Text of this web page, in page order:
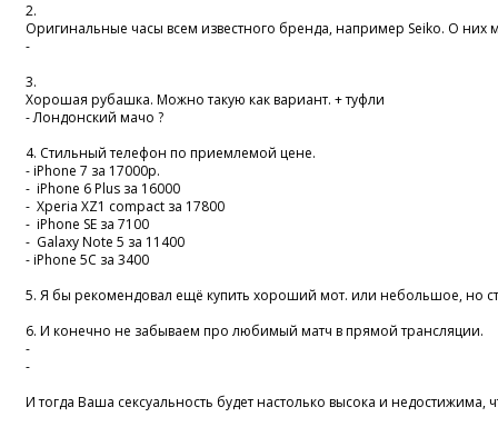
2.
Оригинальные часы всем известного бренда, например Seiko. О
-
3.
Хорошая рубашка. Можно такую как вариант. + туфли
- Лондонский мачо ?
4. Стильный телефон по приемлемой цене.
- iPhone 7 за 17000р.
- iPhone 6 Plus за 16000
- Xperia XZ1 compact за 17800
- iPhone SE за 7100
- Galaxy Note 5 за 11400
- iPhone 5C за 3400
5. Я бы рекомендовал ещё купить хороший мот. или небольшое, но
6. И конечно не забываем про любимый матч в прямой трансляции.
-
-
И тогда Ваша сексуальность будет настолько высока и